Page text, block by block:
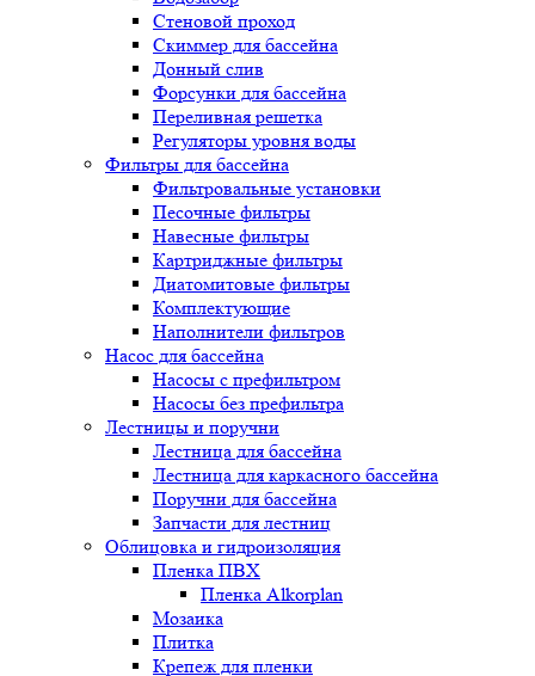
Стеновой проход
Скиммер для бассейна
Донный слив
Форсунки для бассейна
Переливная решетка
Регуляторы уровня воды
Фильтры для бассейна
Фильтровальные установки
Песочные фильтры
Навесные фильтры
Картриджные фильтры
Диатомитовые фильтры
Комплектующие
Наполнители фильтров
Насос для бассейна
Насосы с префильтром
Насосы без префильтра
Лестницы и поручни
Лестница для бассейна
Лестница для каркасного бассейна
Поручни для бассейна
Запчасти для лестниц
Облицовка и гидроизоляция
Пленка ПВХ
Пленка Alkorplan
Мозаика
Плитка
Крепеж для пленки